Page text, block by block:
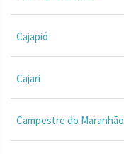
Cajapió
Cajari
Campestre do Maranhão